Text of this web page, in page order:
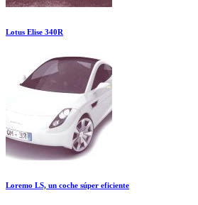
Lotus Elise 340R
Loremo LS, un coche súper eficiente